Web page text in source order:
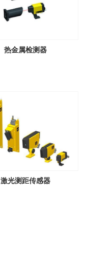
热金属检测器
激光测距传感器